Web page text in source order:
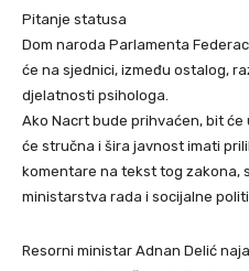
Pitanje statusa
Dom naroda Parlamenta
će na sjednici, između ostalog,
djelatnosti psihologa.
Ako Nacrt bude prihvaćen, bit
će stručna i šira javnost imati
komentare na tekst tog zakona,
ministarstva rada i socijalne
Resorni ministar Adnan Delić